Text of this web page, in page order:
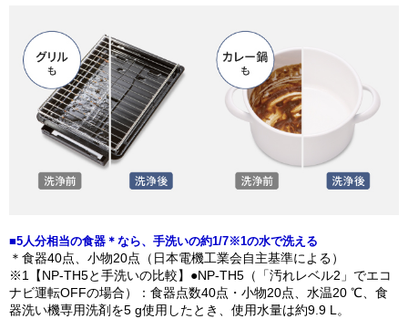
■5人分相当の食器＊なら、手洗いの約1/7※1の水で洗える
＊食器40点、小物20点（日本電機工業会自主基準による）
※1【NP-TH5と手洗いの比較】●NP-TH5（「汚れレベル2」でエコ
ナビ運転OFFの場合）：食器点数40点・小物20点、水温20 ℃、食
器洗い機専用洗剤を5 g使用したとき、使用水量は約9.9 L。